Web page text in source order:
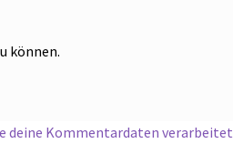
können.
deine Kommentardaten verarbeitet